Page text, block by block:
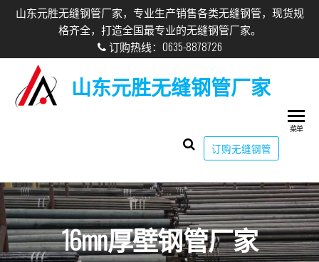
山东元胜无缝钢管厂家，专业生产销售各类无缝钢管，现货规
格齐全，打造全国最专业的无缝钢管厂家。
订购热线：0635-8878726
山东元胜无缝钢管厂家
订购无缝钢管
菜单
16mn厚壁钢管厂家